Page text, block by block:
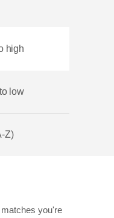
high
low
Z)
you're